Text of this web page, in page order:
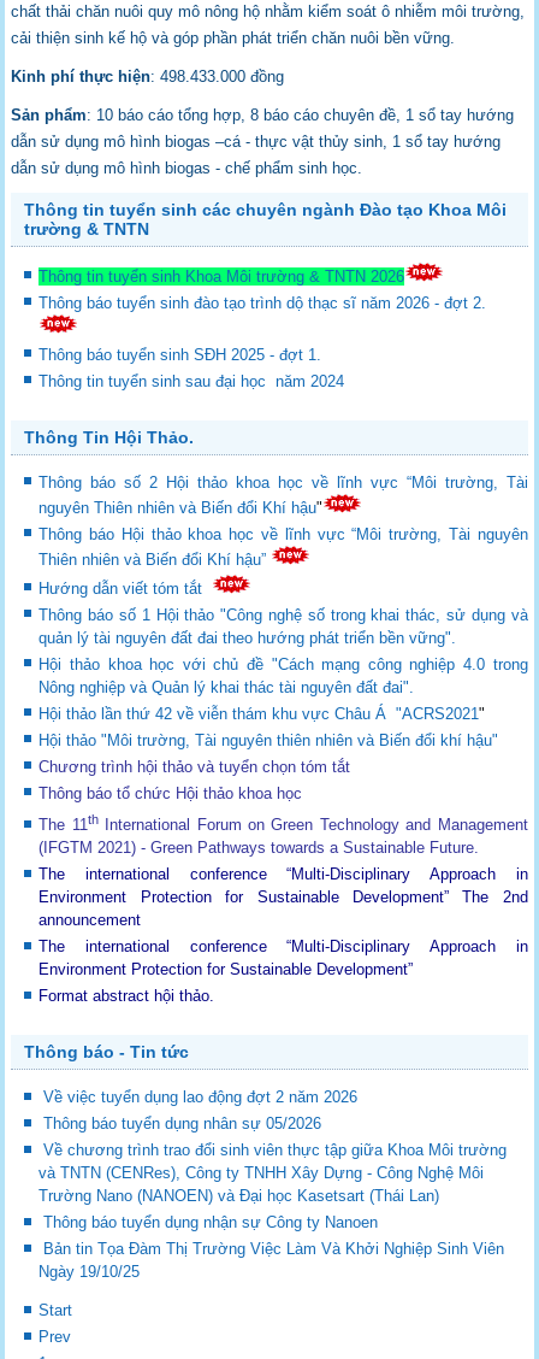
chất thải chăn nuôi quy mô nông hộ nhằm kiểm soát ô nhiễm môi trường,
cải thiện sinh kế hộ và góp phần phát triển chăn nuôi bền vững.
Kinh phí thực hiện: 498.433.000 đồng
Sản phẩm: 10 báo cáo tổng hợp, 8 báo cáo chuyên đề, 1 sổ tay hướng
dẫn sử dụng mô hình biogas –cá - thực vật thủy sinh, 1 sổ tay hướng
dẫn sử dụng mô hình biogas - chế phẩm sinh học.
Thông tin tuyển sinh các chuyên ngành Đào tạo Khoa Môi
trường & TNTN
Thông tin tuyển sinh Khoa Môi trường & TNTN 2026
Thông báo tuyển sinh đào tạo trình dộ thạc sĩ năm 2026 - đợt 2.
Thông báo tuyển sinh SĐH 2025 - đợt 1.
Thông tin tuyển sinh sau đại học năm 2024
Thông Tin Hội Thảo.
Thông báo số 2 Hội thảo khoa học về lĩnh vực “Môi trường, Tài
nguyên Thiên nhiên và Biến đổi Khí hậu"
Thông báo Hội thảo khoa học về lĩnh vực “Môi trường, Tài nguyên
Thiên nhiên và Biến đổi Khí hậu”
Hướng dẫn viết tóm tắt
Thông báo số 1 Hội thảo "Công nghệ số trong khai thác, sử dụng và
quản lý tài nguyên đất đai theo hướng phát triển bền vững".
Hội thảo khoa học với chủ đề "Cách mạng công nghiệp 4.0 trong
Nông nghiệp và Quản lý khai thác tài nguyên đất đai".
Hội thảo lần thứ 42 về viễn thám khu vực Châu Á "ACRS2021"
Hội thảo "Môi trường, Tài nguyên thiên nhiên và Biến đổi khí hậu"
Chương trình hội thảo và tuyển chọn tóm tắt
Thông báo tổ chức Hội thảo khoa học
The 11thInternational Forum on Green Technology and Management
(IFGTM 2021) - Green Pathways towards a Sustainable Future.
The international conference “Multi-Disciplinary Approach in
Environment Protection for Sustainable Development”The 2nd
announcement
The international conference “Multi-Disciplinary Approach in
Environment Protection for Sustainable Development”
Format abstract hội thảo.
Thông báo - Tin tức
Về việc tuyển dụng lao động đợt 2 năm 2026
Thông báo tuyển dụng nhân sự 05/2026
Về chương trình trao đổi sinh viên thực tập giữa Khoa Môi trường
và TNTN (CENRes), Công ty TNHH Xây Dựng - Công Nghệ Môi
Trường Nano (NANOEN) và Đại học Kasetsart (Thái Lan)
Thông báo tuyển dụng nhận sự Công ty Nanoen
Bản tin Tọa Đàm Thị Trường Việc Làm Và Khởi Nghiệp Sinh Viên
Ngày 19/10/25
Start
Prev